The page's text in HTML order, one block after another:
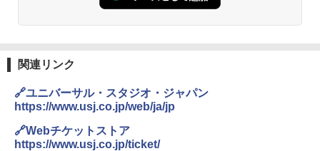
関連リンク
🔗ユニバーサル・スタジオ・ジャパン
https://www.usj.co.jp/web/ja/jp
🔗Webチケットストア
https://www.usj.co.jp/ticket/